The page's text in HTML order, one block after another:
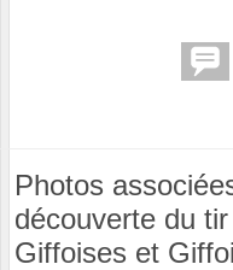
Photos
découverte du
Giffoises et